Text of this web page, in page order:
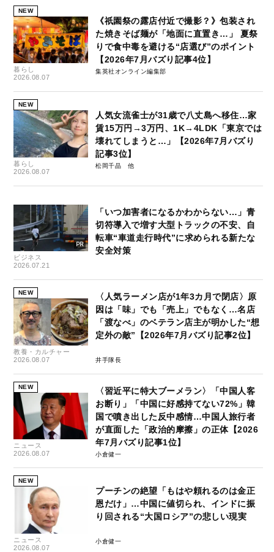
NEW
暮らし
2026.08.07
《祇園祭の露店付近で撮影？》包装され
た焼きそば麺が「地面に直置き…」 夏祭
りで食中毒を避ける“店選び”のポイント
【2026年7月バズり記事4位】
集英社オンライン編集部
NEW
暮らし
2026.08.07
人気女流雀士が31歳で八丈島へ移住…家
賃15万円→3万円、1K→4LDK「東京では
壊れてしまうと…」【2026年7月バズり
記事3位】
松岡千晶
ビジネス
2026.07.21
「いつ加害者になるかわからない…」青
切符導入で増す大型トラックの不安、自
転車“車道走行時代”に求められる新たな
安全対策
NEW
教養・カルチャー
2026.08.07
〈人気ラーメン店が1年3カ月で閉店〉原
因は「味」でも「売上」でもなく…名店
「渡なべ」のベテラン店主が明かした“想
定外の敵”【2026年7月バズり記事2位】
井手隊長
NEW
ニュース
2026.08.07
〈習近平に特大ブーメラン〉「中国人客
お断り」「中国に好感持てない72%」韓
国で噴き出した反中感情…中国人旅行者
が直面した「政治的摩擦」の正体【2026
年7月バズり記事1位】
小倉健一
NEW
ニュース
2026.08.07
プーチンの絶望「もはや頼れるのは金正
恩だけ」…中国に値切られ、インドに振
り回される“大国ロシア”の悲しい現実
小倉健一